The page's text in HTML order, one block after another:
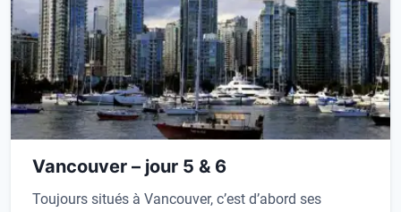
Vancouver – jour 5 & 6
Toujours situés à Vancouver, c’est d’abord ses